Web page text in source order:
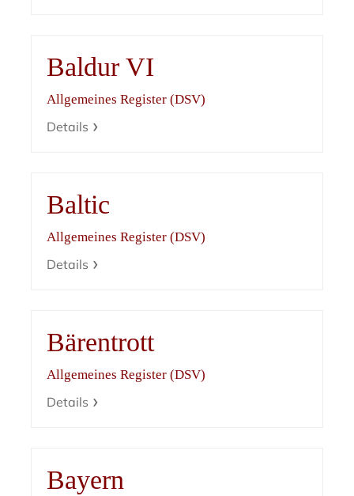
Baldur VI
Allgemeines Register (DSV)
Details
Baltic
Allgemeines Register (DSV)
Details
Bärentrott
Allgemeines Register (DSV)
Details
Bayern